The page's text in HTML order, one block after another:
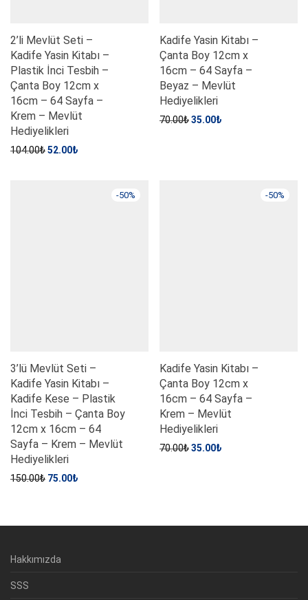
2’li Mevlüt Seti –
Kadife Yasin Kitabı –
Plastik İnci Tesbih –
Çanta Boy 12cm x
16cm – 64 Sayfa –
Krem – Mevlüt
Hediyelikleri
104.00₺Orijinal fiyat: 104.00₺.
52.00₺
Kadife Yasin Kitabı –
Çanta Boy 12cm x
16cm – 64 Sayfa –
Beyaz – Mevlüt
Hediyelikleri
70.00₺Orijinal fiyat: 70.00₺.
35.00₺
-50%
3’lü Mevlüt Seti –
Kadife Yasin Kitabı –
Kadife Kese – Plastik
İnci Tesbih – Çanta Boy
12cm x 16cm – 64
Sayfa – Krem – Mevlüt
Hediyelikleri
150.00₺ Orijinal fiyat: 150.00₺.
75.00₺
-50%
Kadife Yasin Kitabı –
Çanta Boy 12cm x
16cm – 64 Sayfa –
Krem – Mevlüt
Hediyelikleri
70.00₺Orijinal fiyat: 70.00₺.
35.00₺
Hakkımızda
SSS